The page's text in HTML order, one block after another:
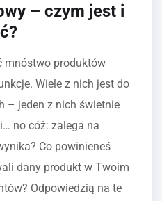
– czym jest i
mnóstwo produktów
Wiele z nich jest do
– jeden z nich świetnie
no cóż: zalega na
Co powinieneś
dany produkt w Twoim
Odpowiedzią na te